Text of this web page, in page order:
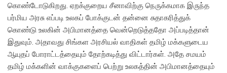
கொண்டோடுகிறது. ஏறக்குறைய சீனாவிற்கு நெருக்கமாக இருந்த
பர்மிய அரசு எப்படி உலகப் போக்குடன் தன்னை சுதாகரித்துக்
கொண்டு உலகின் அபிமானத்தை வென்றெடுத்ததோ அப்படித்தான்
இதுவும். அதாவது சிங்கள அரசியல் வாதிகள் தமிழ் மக்களுடைய
ஆயுதப் போராட்டத்தையும் தோற்கடித்து விட்டார்கள். அதே சமயம்
தமிழ் மக்களின் வாக்குகளைப் பெற்று உலகத்தின் அபிமானத்தையும்